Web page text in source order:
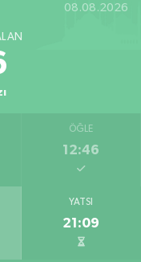
08.08.2026
ÖĞLE
12:46
YATSI
21:09